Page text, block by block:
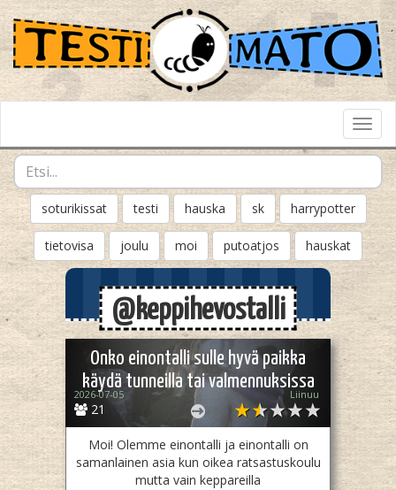
soturikissat testi hauska sk harrypotter
tietovisa joulu moi putoatjos hauskat
@keppihevostalli
Onko einontalli sulle hyvä paikka
käydä tunneilla tai valmennuksissa
21
2026-07-05 Liinuu
Moi! Olemme einontalli ja einontalli on
samanlainen asia kun oikea ratsastuskoulu
mutta vain keppareilla